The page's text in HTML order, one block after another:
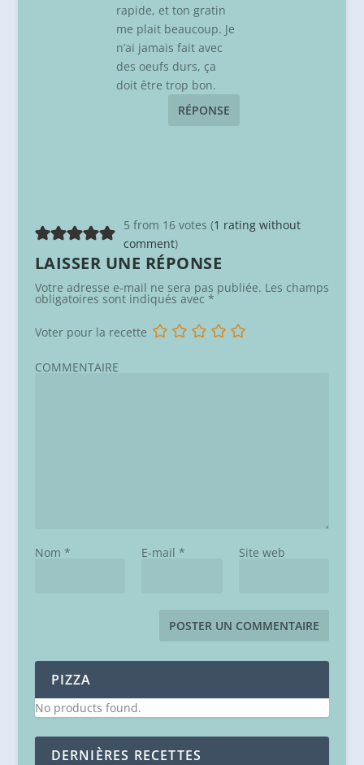
rapide, et ton gratin
me plait beaucoup. Je
n’ai jamais fait avec
des oeufs durs, ça
doit être trop bon.
RÉPONSE
5 from 16 votes (1 rating without
comment)
LAISSER UNE RÉPONSE
Votre adresse e-mail ne sera pas publiée. Les champs
obligatoires sont indiqués avec *
Voter pour la recette
COMMENTAIRE
Nom * E-mail * Site web
PIZZA
No products found.
DERNIÈRES RECETTES